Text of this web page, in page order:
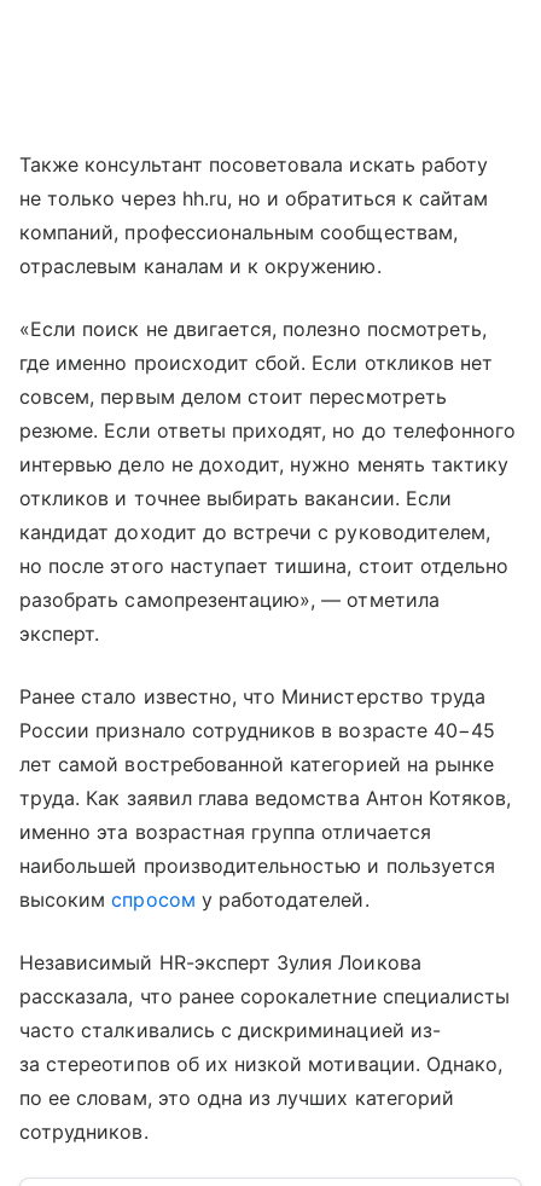
Также консультант посоветовала искать работу
не только через hh.ru, но и обратиться к сайтам
компаний, профессиональным сообществам,
отраслевым каналам и к окружению.
«Если поиск не двигается, полезно посмотреть,
где именно происходит сбой. Если откликов нет
совсем, первым делом стоит пересмотреть
резюме. Если ответы приходят, но до телефонного
интервью дело не доходит, нужно менять тактику
откликов и точнее выбирать вакансии. Если
кандидат доходит до встречи с руководителем,
но после этого наступает тишина, стоит отдельно
разобрать самопрезентацию», — отметила
эксперт.
Ранее стало известно, что Министерство труда
России признало сотрудников в возрасте 40−45
лет самой востребованной категорией на рынке
труда. Как заявил глава ведомства Антон Котяков,
именно эта возрастная группа отличается
наибольшей производительностью и пользуется
высокимспросом у работодателей.
Независимый HR-эксперт Зулия Лоикова
рассказала, что ранее сорокалетние специалисты
часто сталкивались с дискриминацией из-
за стереотипов об их низкой мотивации. Однако,
по ее словам, это одна из лучших категорий
сотрудников.